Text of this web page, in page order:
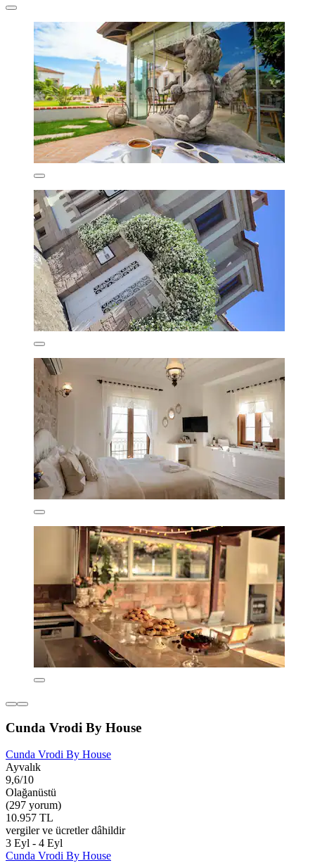
Cunda Vrodi By House
Cunda Vrodi By House
Ayvalık
9,6/10
Olağanüstü
(297 yorum)
10.957 TL
vergiler ve ücretler dâhildir
3 Eyl - 4 Eyl
Cunda Vrodi By House